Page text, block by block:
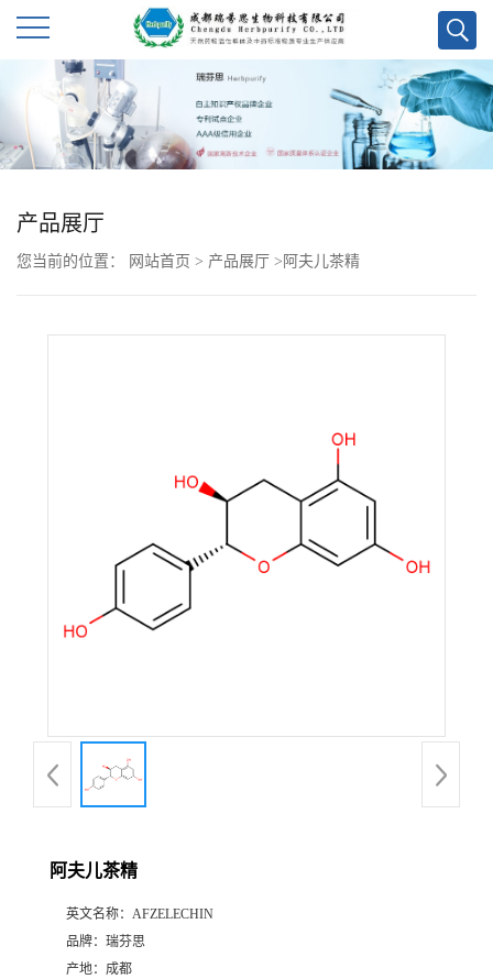
产
产品展厅
您当前的位置： 网站首页 > 产品展厅 > 阿夫儿茶精
阿夫儿茶精
英文名称： AFZELECHIN
品牌： 瑞芬思
产地： 成都